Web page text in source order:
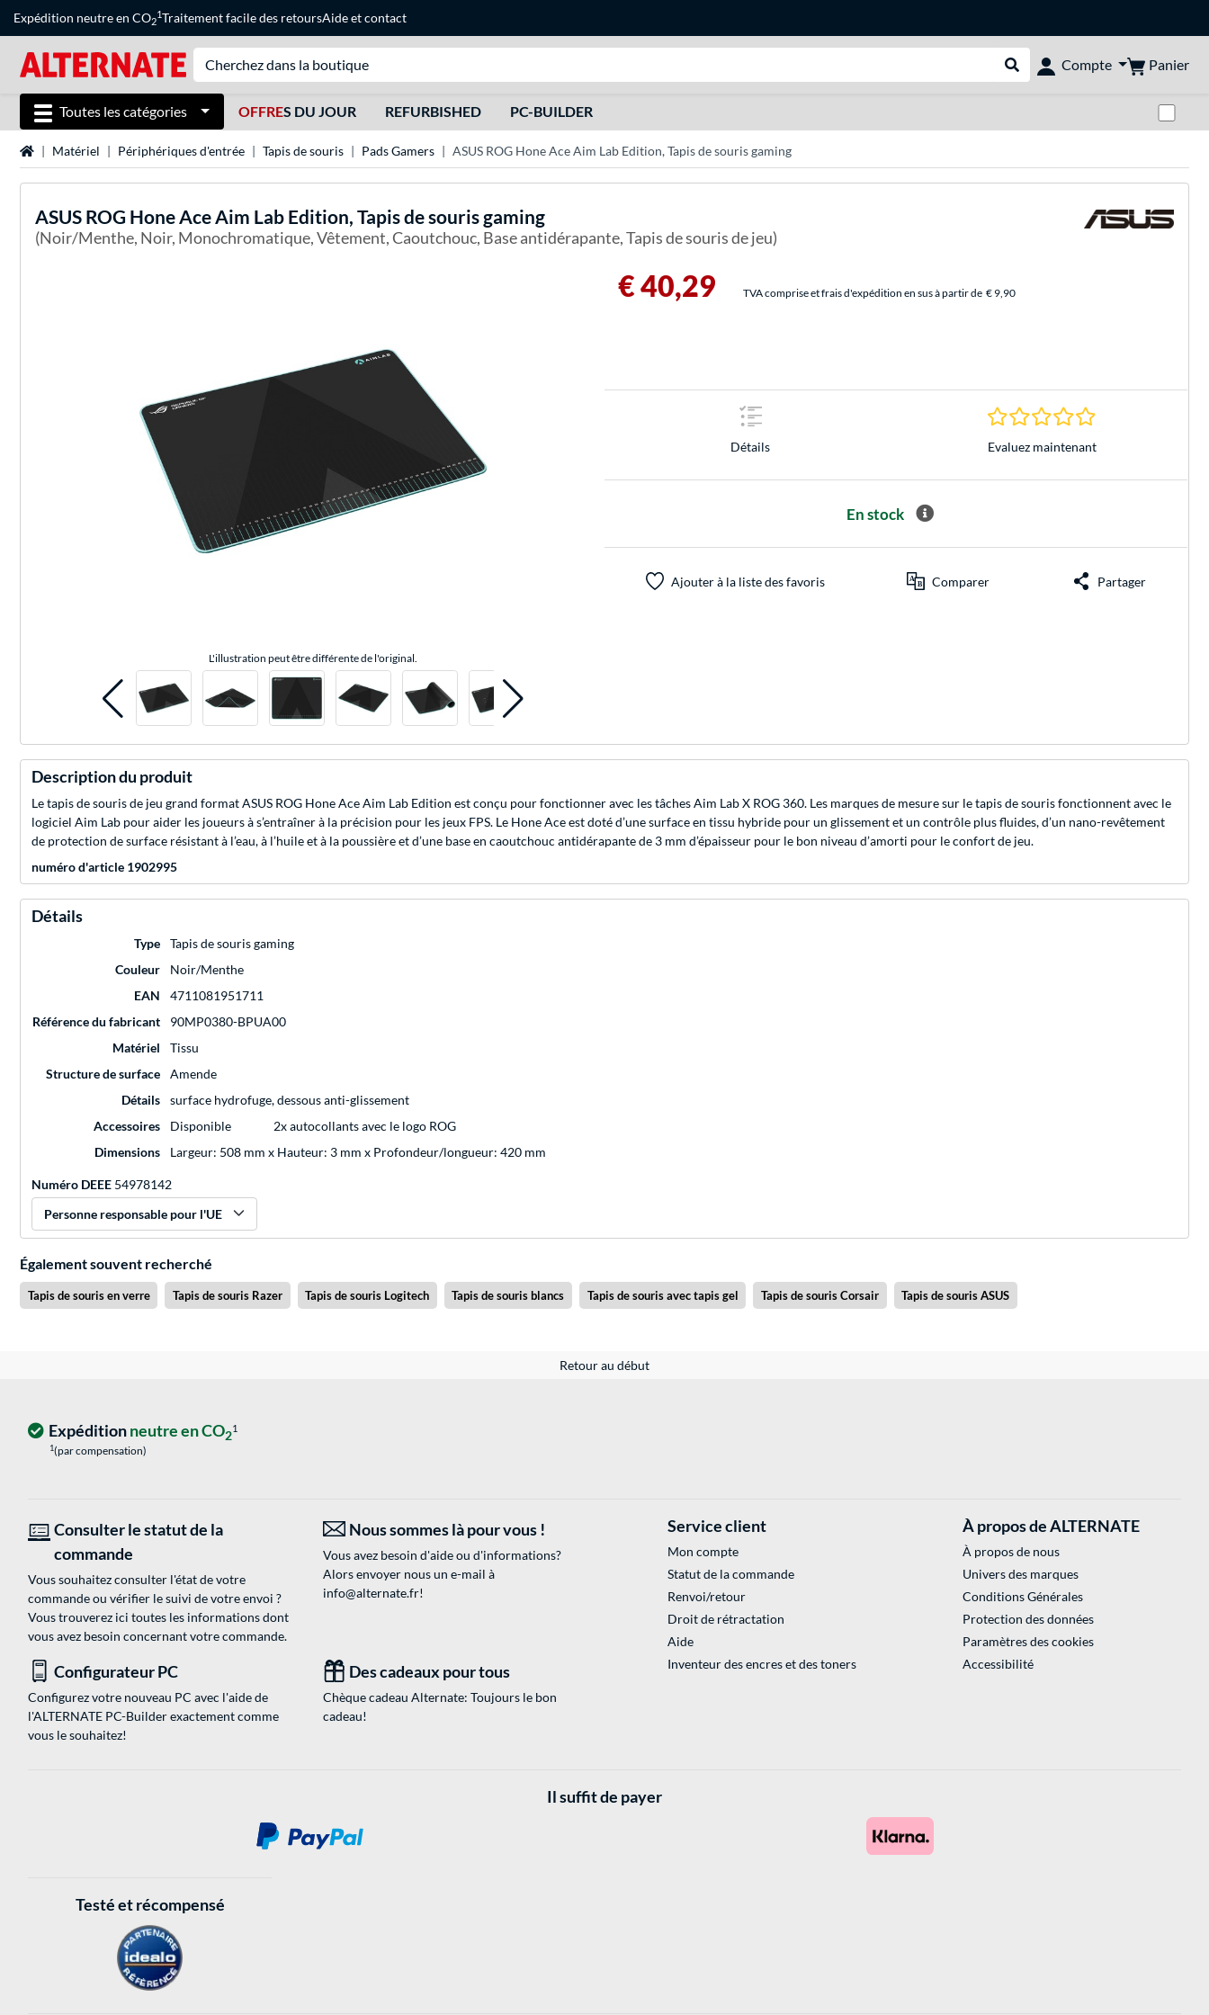
Expédition neutre en CO2
1Traitement facile des retoursAideetcontact
Rechercher dans le shop
Compte Panier
Toutes les catégories OFFRES DU JOUR REFURBISHED PC-BUILDER
Page d'accueil
Matériel Périphériques d'entrée Tapis de souris Pads Gamers ASUS ROG Hone Ace Aim Lab Edition, Tapis de souris gaming
ASUS ROG Hone Ace Aim Lab Edition, Tapis de souris gaming
(Noir/Menthe, Noir, Monochromatique, Vêtement, Caoutchouc, Base antidérapante, Tapis de souris de jeu)
L'illustration peut être différente de l'original.
€ 40,29 TVA comprise et frais d'expédition en sus à partir de € 9,90
Détails
0.0 Étoiles à 0
Evaluez maintenant
En stock
Ajouter à la liste des favoris Comparer Partager
Description du produit
Le tapis de souris de jeu grand format ASUS ROG Hone Ace Aim Lab Edition est conçu pour fonctionner avec les tâches Aim Lab X ROG 360. Les marques de mesure sur le tapis de souris fonctionnent avec le
logiciel Aim Lab pour aider les joueurs à s’entraîner à la précision pour les jeux FPS. Le Hone Ace est doté d’une surface en tissu hybride pour un glissement et un contrôle plus fluides, d’un nano-revêtement
de protection de surface résistant à l’eau, à l’huile et à la poussière et d’une base en caoutchouc antidérapante de 3 mm d’épaisseur pour le bon niveau d’amorti pour le confort de jeu.
numéro d'article 1902995
Détails
Type
Tapis de souris gaming
Couleur
Noir/Menthe
EAN
4711081951711
Référence du fabricant
90MP0380-BPUA00
Matériel
Tissu
Structure de surface
Amende
Détails
surface hydrofuge, dessous anti-glissement
Accessoires
Disponible
2x autocollants avec le logo ROG
Dimensions
Largeur: 508 mm x Hauteur: 3 mm x Profondeur/longueur: 420 mm
Numéro DEEE 54978142
Personne responsable pour l'UE
Également souvent recherché
Tapis de souris en verre Tapis de souris Razer Tapis de souris Logitech Tapis de souris blancs Tapis de souris avec tapis gel Tapis de souris Corsair Tapis de souris ASUS
Retour au début
Expéditionneutre en CO21
1(par compensation)
Consulter le statut de la
commande
Vous souhaitez consulter l'état de votre
commande ou vérifier le suivi de votre envoi ?
Vous trouverez ici toutes les informations dont
vous avez besoin concernant votre commande.
Nous sommes là pour vous !
Vous avez besoin d'aide ou d'informations?
Alors envoyer nous un e-mail à
info@alternate.fr!
Configurateur PC
Configurez votre nouveau PC avec l'aide de
l'ALTERNATE PC-Builder exactement comme
vous le souhaitez!
Des cadeaux pour tous
Chèque cadeau Alternate: Toujours le bon
cadeau!
Service client
Mon compte
Statut de la commande
Renvoi/retour
Droit de rétractation
Aide
Inventeur des encres et des toners
À propos de ALTERNATE
À propos de nous
Univers des marques
Conditions Générales
Protection des données
Paramètres des cookies
Accessibilité
Il suffit de payer
Testé et récompensé